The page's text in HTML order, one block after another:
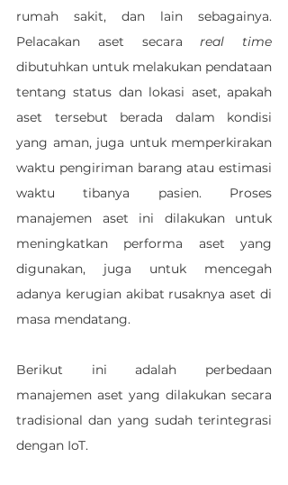
rumah sakit, dan lain sebagainya.
Pelacakan aset secara
dibutuhkan untuk melakukan pendataan
tentang status dan lokasi aset, apakah
aset tersebut berada dalam kondisi
yang aman, juga untuk memperkirakan
waktu pengiriman barang atau estimasi
waktu tibanya pasien. Proses
manajemen aset ini dilakukan untuk
meningkatkan performa aset yang
digunakan, juga untuk mencegah
adanya kerugian akibat rusaknya aset di
masa mendatang.
Berikut ini adalah perbedaan
manajemen aset yang dilakukan secara
tradisional dan yang sudah terintegrasi
dengan IoT.